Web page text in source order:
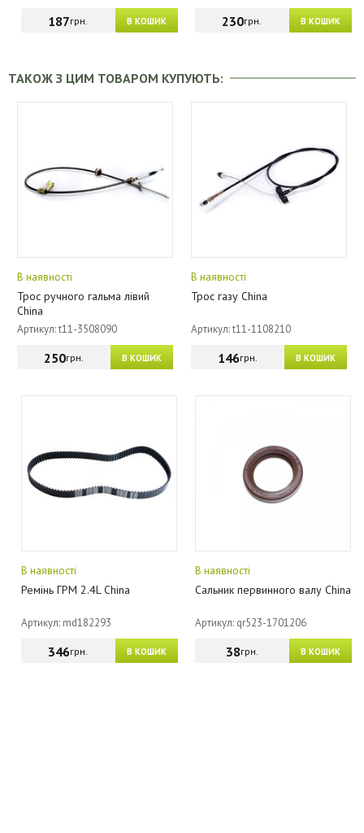
В КОШИК
187грн. В КОШИК
230грн.
ТАКОЖ З ЦИМ ТОВАРОМ КУПУЮТЬ:
В наявності
Трос ручного гальма лівий
China
Артикул: t11-3508090
В КОШИК
250грн.
В наявності
Трос газу China
Артикул: t11-1108210
В КОШИК
146грн.
В наявності
Ремінь ГРМ 2.4L China
Артикул: md182293
В КОШИК
346грн.
В наявності
Сальник первинного валу China
Артикул: qr523-1701206
В КОШИК
38грн.